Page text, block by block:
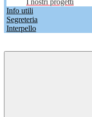
I nostri progetti
Info utili
Segreteria
Interpello